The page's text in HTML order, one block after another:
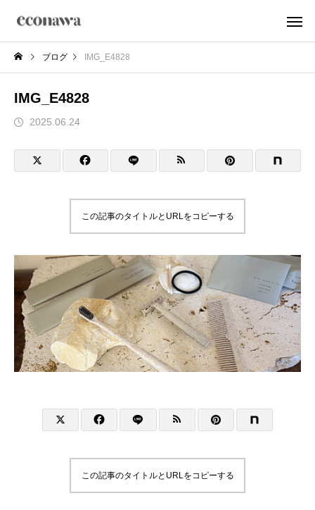
ブログ IMG_E4828
IMG_E4828
2025.06.24
この記事のタイトルとURLをコピーする
この記事のタイトルとURLをコピーする